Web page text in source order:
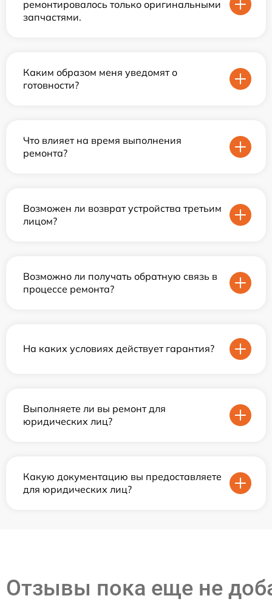
ремонтировалось только оригинальными
запчастями.
Каким образом меня уведомят о
готовности?
Что влияет на время выполнения
ремонта?
Возможен ли возврат устройства третьим
лицом?
Возможно ли получать обратную связь в
процессе ремонта?
На каких условиях действует гарантия?
Выполняете ли вы ремонт для
юридических лиц?
Какую документацию вы предоставляете
для юридических лиц?
Отзывы пока еще не